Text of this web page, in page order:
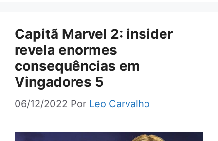
Capitã Marvel 2: insider
revela enormes
consequências em
Vingadores 5
06/12/2022 Por Leo Carvalho